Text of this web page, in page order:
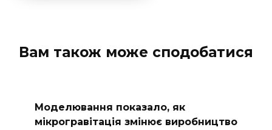
Вам також може сподобатися
Моделювання показало, як
мікрогравітація змінює виробництво